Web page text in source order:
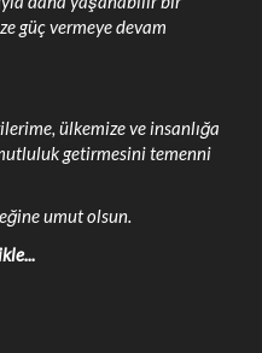
güç vermeye devam
ülkemize ve insanlığa
getirmesini temenni
umut olsun.